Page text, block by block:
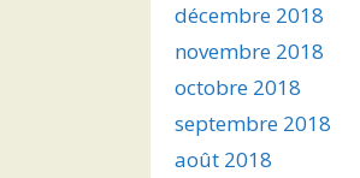
décembre 2018
novembre 2018
octobre 2018
septembre 2018
août 2018